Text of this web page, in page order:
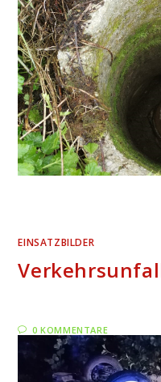
EINSATZBILDER
0 KOMMENTARE